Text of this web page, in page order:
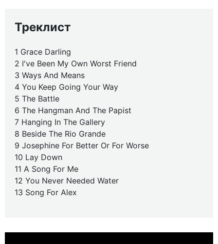
Треклист
1 Grace Darling
2 I've Been My Own Worst Friend
3 Ways And Means
4 You Keep Going Your Way
5 The Battle
6 The Hangman And The Papist
7 Hanging In The Gallery
8 Beside The Rio Grande
9 Josephine For Better Or For Worse
10 Lay Down
11 A Song For Me
12 You Never Needed Water
13 Song For Alex